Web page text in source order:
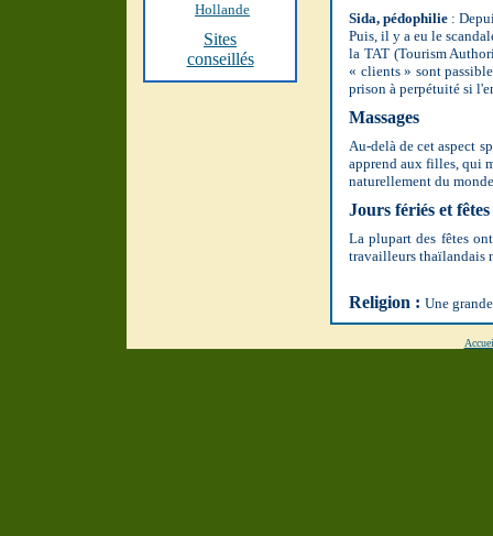
Hollande
Sites
conseillés
Sida, pédophilie :
Puis, il y a eu le
la TAT (Tourism
« clients » sont
prison à perpétuité si
Massages
Au-delà de cet aspect
apprend aux filles, qui
naturellement du
Jours fériés et fêtes
La plupart des fêtes
travailleurs thaïlandais
Religion : Une